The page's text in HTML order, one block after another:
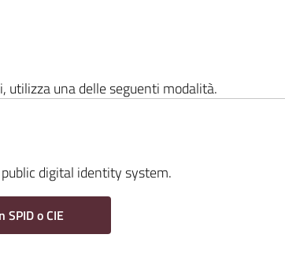
utilizza una delle seguenti modalità.
digital identity system.
SPID o CIE